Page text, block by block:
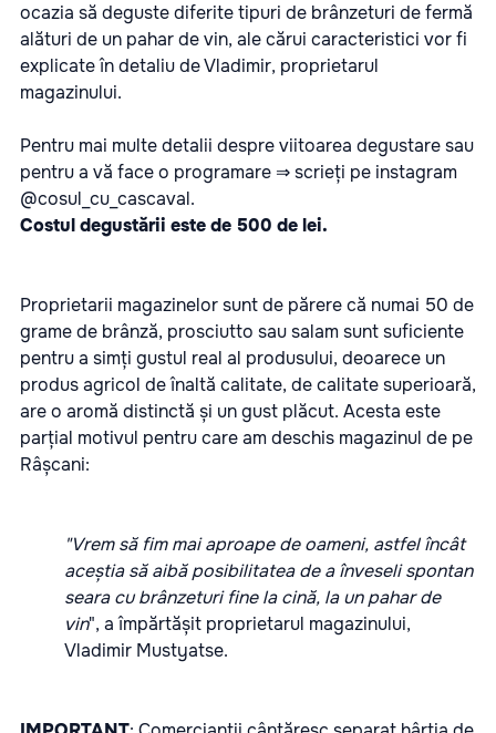
ocazia să deguste diferite tipuri de brânzeturi de fermă
alături de un pahar de vin, ale cărui caracteristici vor fi
explicate în detaliu de Vladimir, proprietarul
magazinului.
Pentru mai multe detalii despre viitoarea degustare sau
pentru a vă face o programare ⇒ scrieți pe instagram
@cosul_cu_cascaval.
Costul degustării este de 500 de lei.
Proprietarii magazinelor sunt de părere că numai 50 de
grame de brânză, prosciutto sau salam sunt suficiente
pentru a simți gustul real al produsului, deoarece un
produs agricol de înaltă calitate, de calitate superioară,
are o aromă distinctă și un gust plăcut. Acesta este
parțial motivul pentru care am deschis magazinul de pe
Râșcani:
"Vrem să fim mai aproape de oameni, astfel încât
aceștia să aibă posibilitatea de a înveseli spontan
seara cu brânzeturi fine la cină, la un pahar de
vin", a împărtășit proprietarul magazinului,
Vladimir Mustyatse.